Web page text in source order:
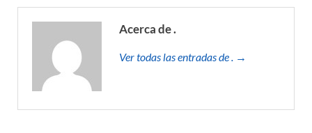
Acerca de .
Ver todas las entradas de . →